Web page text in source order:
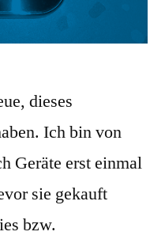
dieses
Ich bin von
Geräte erst einmal
sie gekauft
bzw.